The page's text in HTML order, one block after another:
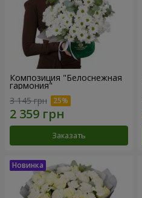
Композиция "Белоснежная
гармония"
3 145 грн
Заказать